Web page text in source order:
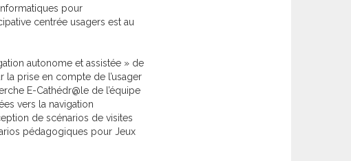
pour
centrée usagers est au
autonome et assistée » de
la prise en compte de l’usager
E-Cathédr@le de l’équipe
vers la navigation
de scénarios de visites
pédagogiques pour Jeux